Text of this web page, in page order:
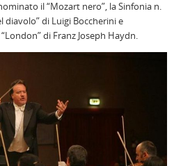
il “Mozart nero”, la Sinfonia n.
diavolo” di Luigi Boccherini e
di Franz Joseph Haydn.